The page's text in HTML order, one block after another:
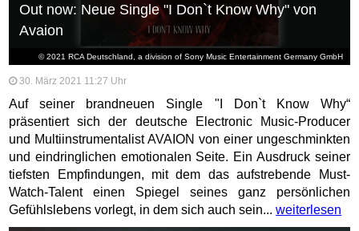
© 2021 RCA Deutschland, a division of Sony Music Entertainment Germany GmbH
Out now: Neue Single "I Don`t Know Why" von
Avaion
30. März 2021 11:27 Uhr
Auf seiner brandneuen Single "I Don`t Know Why“
präsentiert sich der deutsche Electronic Music-Producer
und Multiinstrumentalist AVAION von einer ungeschminkten
und eindringlichen emotionalen Seite. Ein Ausdruck seiner
tiefsten Empfindungen, mit dem das aufstrebende Must-
Watch-Talent einen Spiegel seines ganz persönlichen
Gefühlslebens vorlegt, in dem sich auch sein...weiterlesen